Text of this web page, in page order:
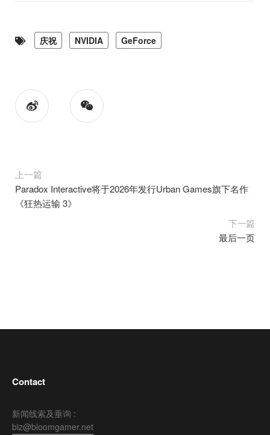
庆祝 NVIDIA GeForce
上一篇
Paradox Interactive将于2026年发行Urban Games旗下名作
《狂热运输 3》
下一篇
最后一页
Contact
新闻线索及垂询 :
biz@bloomgamer.net